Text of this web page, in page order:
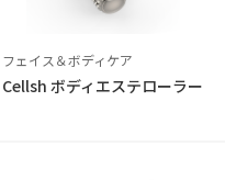
フェイス＆ボディケア
Cellsh ボディエステローラー